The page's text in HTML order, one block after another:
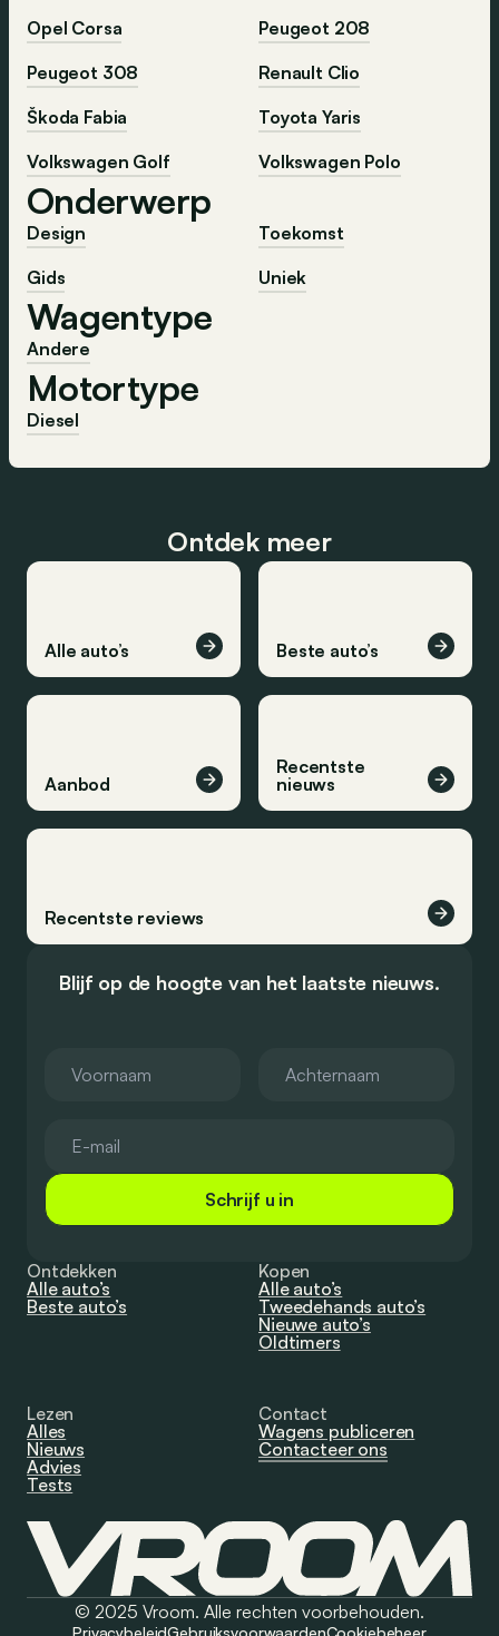
Opel Corsa
Peugeot 208
Peugeot 308
Renault Clio
Škoda Fabia
Toyota Yaris
Volkswagen Golf
Volkswagen Polo
Onderwerp
Design
Toekomst
Gids
Uniek
Wagentype
Andere
Motortype
Diesel
Ontdek meer
Alle auto’s Beste auto’s
Aanbod
Recentste
nieuws
Recentste reviews
Blijf op de hoogte van het laatste nieuws.
Schrijf u in
Ontdekken
Alle auto’s
Beste auto’s
Kopen
Alle auto’s
Tweedehands auto’s
Nieuwe auto’s
Oldtimers
Lezen
Alles
Nieuws
Advies
Tests
Contact
Wagens publiceren
Contacteer ons
© 2025 Vroom. Alle rechten voorbehouden.